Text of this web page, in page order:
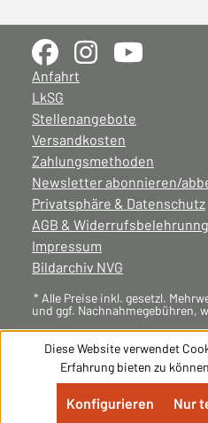
Anfahrt
LkSG
Stellenangebote
Versandkosten
Zahlungsmethoden
Newsletter abonnieren/
Privatsphäre & Datenschutz
AGB & Widerrufsbelehrunng
Impressum
Bildarchiv NVG
* Alle Preise inkl. gesetzl.
und ggf. Nachnahmegebühren,
Diese Website verwendet
Erfahrung bieten zu
Nur
Konfigurieren